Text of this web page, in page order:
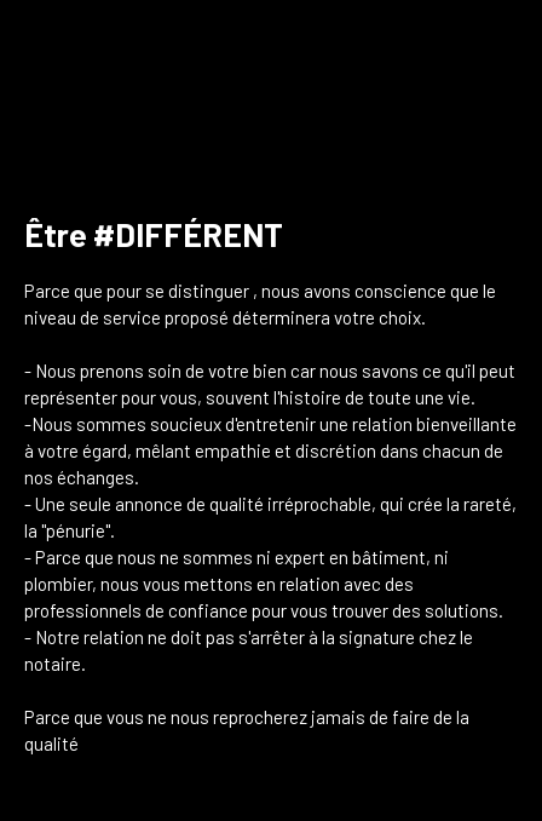
Être #DIFFÉRENT
Parce que pour se distinguer , nous avons conscience que le
niveau de service proposé déterminera votre choix.
- Nous prenons soin de votre bien car nous savons ce qu'il peut
représenter pour vous, souvent l'histoire de toute une vie.
-Nous sommes soucieux d'entretenir une relation bienveillante
à votre égard, mêlant empathie et discrétion dans chacun de
nos échanges.
- Une seule annonce de qualité irréprochable, qui crée la rareté,
la "pénurie".
- Parce que nous ne sommes ni expert en bâtiment, ni
plombier, nous vous mettons en relation avec des
professionnels de confiance pour vous trouver des solutions.
- Notre relation ne doit pas s'arrêter à la signature chez le
notaire.
Parce que vous ne nous reprocherez jamais de faire de la
qualité